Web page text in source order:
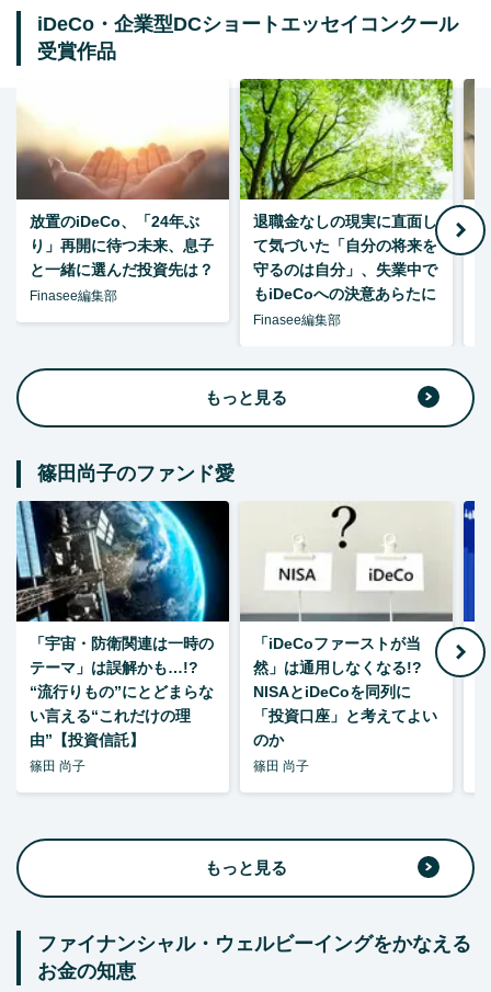
iDeCo・企業型DCショートエッセイコンクール
受賞作品
放置のiDeCo、「24年ぶ
り」再開に待つ未来、息子
と一緒に選んだ投資先は？
Finasee編集部
退職金なしの現実に直面し
て気づいた「自分の将来を
守るのは自分」、失業中で
もiDeCoへの決意あらたに
Finasee編集部
もっと見る
篠田尚子のファンド愛
「宇宙・防衛関連は一時の
テーマ」は誤解かも…!?
“流行りもの”にとどまらな
い言える“これだけの理
由”【投資信託】
篠田 尚子
「iDeCoファーストが当
然」は通用しなくなる!?
NISAとiDeCoを同列に
「投資口座」と考えてよい
のか
篠田 尚子
もっと見る
ファイナンシャル・ウェルビーイングをかなえる
お金の知恵